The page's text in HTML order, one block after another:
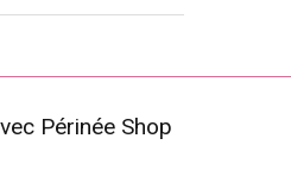
Périnée Shop